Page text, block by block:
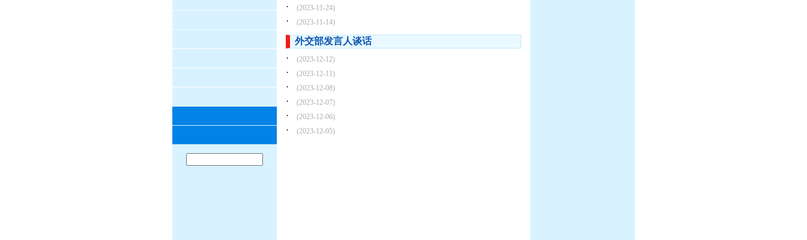
·
(2023-11-24)
· (2023-11-14)
外交部发言人谈话
·
(2023-12-12)
· (2023-12-11)
· (2023-12-08)
· (2023-12-07)
· (2023-12-06)
· (2023-12-05)